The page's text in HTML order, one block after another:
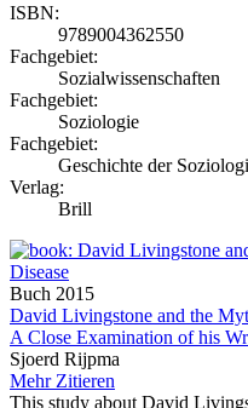
ISBN:
9789004362550
Fachgebiet:
Sozialwissenschaften
Fachgebiet:
Soziologie
Fachgebiet:
Geschichte der
Verlag:
Brill
Buch 2015
David Livingstone and the
A Close Examination of his
Sjoerd Rijpma
Mehr Zitieren
This study about David